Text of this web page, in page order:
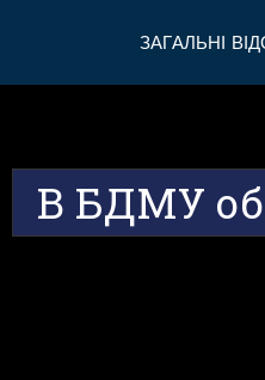
ЗАГАЛЬНІ
В БДМУ